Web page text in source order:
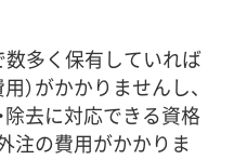
数多く保有していれば
）がかかりませんし、
除去に対応できる資格
注の費用がかかりま